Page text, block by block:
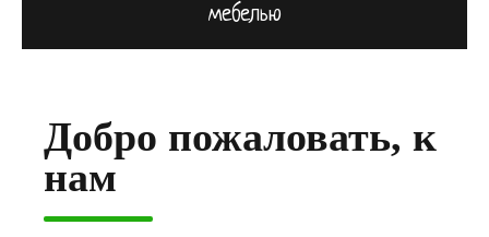
мебелью
Добро пожаловать, к
нам